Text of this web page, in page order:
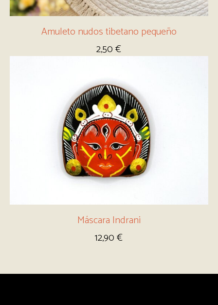
Amuleto nudos tibetano pequeño
2,50€
Máscara Indrani
12,90€